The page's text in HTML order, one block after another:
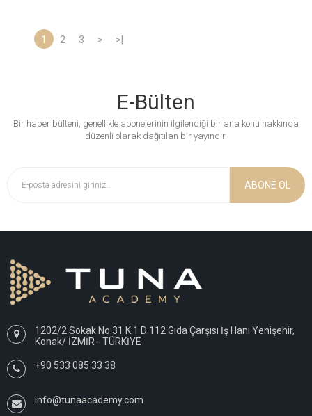
1 2 3 > >|
E-Bülten
Bir haber bülteni, genellikle abonelerinin ilgilendiği bir ana konu hakkında
düzenli olarak dağıtılan bir yayındır.
ABONE OL
1202/2 Sokak No:31 K:1 D:112 Gıda Çarşısı İş Hanı Yenişehir,
Konak/ İZMİR - TÜRKİYE
+90 533 085 33 38
info@tunaacademy.com